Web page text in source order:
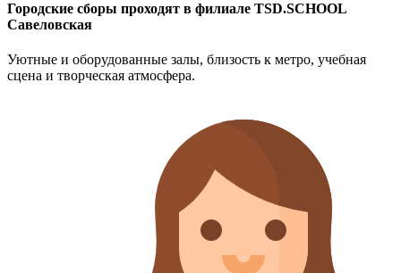
Городские сборы проходят в филиале TSD.SCHOOL
Савеловская
Уютные и оборудованные залы, близость к метро, учебная
сцена и творческая атмосфера.